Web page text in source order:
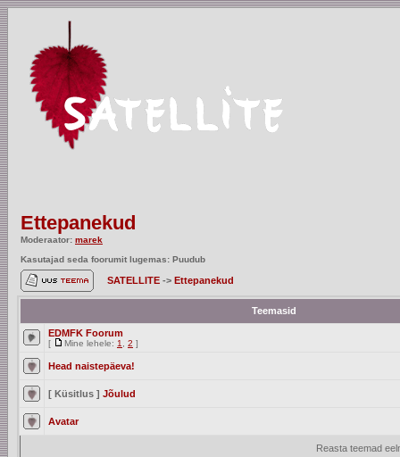
Ettepanekud
Moderaator: marek
Kasutajad seda foorumit lugemas: Puudub
SATELLITE -> Ettepanekud
Teemasid
EDMFK Foorum
[ Mine lehele: 1 2 ]
Head naistepäeva!
[ Küsitlus ] Jõulud
Avatar
Reasta teemad